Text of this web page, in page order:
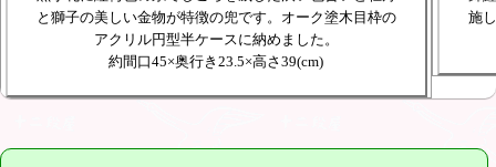
と獅子の美しい金物が特徴の兜です。オーク塗木目枠の
アクリル円型半ケースに納めました。
約間口45×奥行き23.5×高さ39(cm)
施